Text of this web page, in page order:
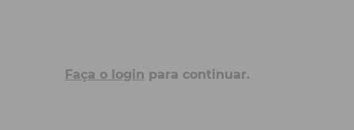
Faça o login para continuar.